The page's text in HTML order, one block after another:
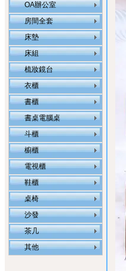
OA辦公室
房間全套
床墊
床組
梳妝鏡台
衣櫃
書櫃
書桌電腦桌
斗櫃
櫥櫃
電視櫃
鞋櫃
桌椅
沙發
茶几
其他